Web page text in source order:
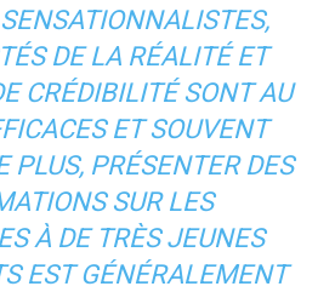
DE LA RÉALITÉ ET
CRÉDIBILITÉ SONT AU
ET SOUVENT
PLUS, PRÉSENTER DES
SUR LES
À DE TRÈS JEUNES
EST GÉNÉRALEMENT